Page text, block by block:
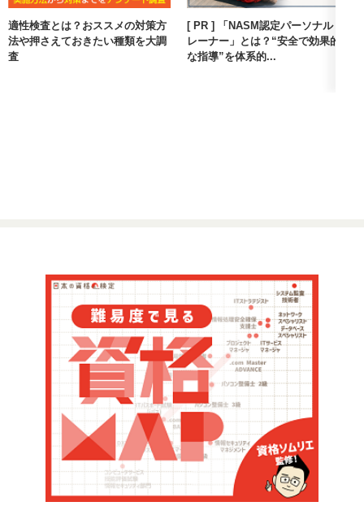
適性検査とは？おススメの対策方
法や押さえておきたい種類を大調
査
[ PR ] 「NASM認定パーソナルト
レーナー」とは？“安全で効果的
な指導”を体系的...